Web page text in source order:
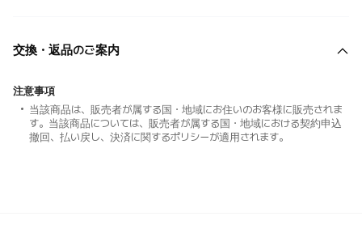
交換・返品のご案内
注意事項
当該商品は、販売者が属する国・地域にお住いのお客様に販売されま
す。当該商品については、販売者が属する国・地域における契約申込
撤回、払い戻し、決済に関するポリシーが適用されます。